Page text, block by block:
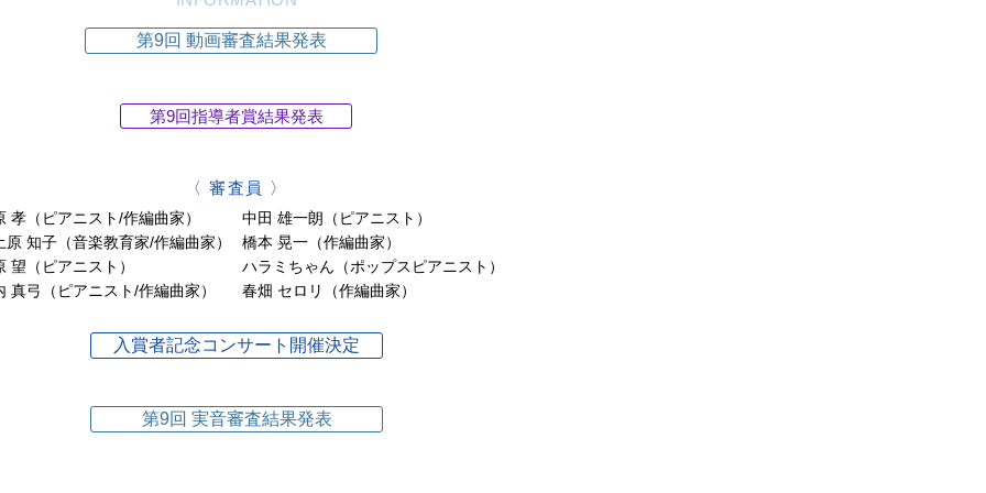
第9回 動画審査結果発表
第9回指導者賞結果発表
〈 審査員 〉
孝（ピアニスト/作編曲家）
原 知子（音楽教育家/作編曲家）
望（ピアニスト）
真弓（ピアニスト/作編曲家）
中田 雄一朗（ピアニスト）
橋本 晃一（作編曲家）
ハラミちゃん（ポップスピアニスト）
春畑 セロリ（作編曲家）
入賞者記念コンサート開催決定
第9回 実音審査結果発表